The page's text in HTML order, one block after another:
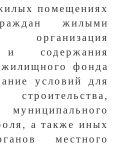
помещениях
жилыми
организация
и содержания
фонда
условий для
а также иных
местного